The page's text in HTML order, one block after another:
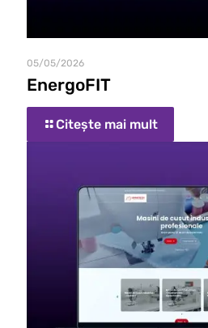
05/05/2026
EnergoFIT
Citește mai mult